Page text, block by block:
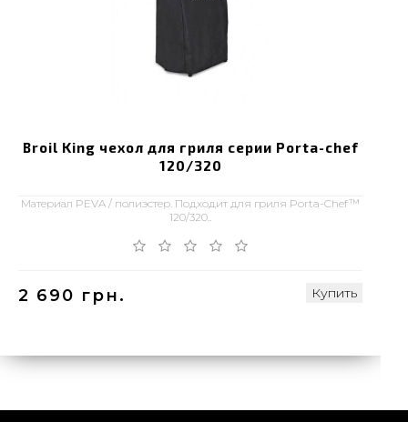
Broil King чехол для гриля серии Porta-chef
120/320
Материал PEVA / полиэстер. Подходит для гриля Porta-Chef™
120/320..
2 690 грн. Купить